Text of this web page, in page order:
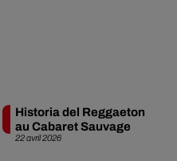
22 avril 2026
Historia del Reggaeton
au Cabaret Sauvage